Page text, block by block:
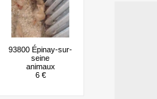
93800 Épinay-sur-
seine
animaux
6 €